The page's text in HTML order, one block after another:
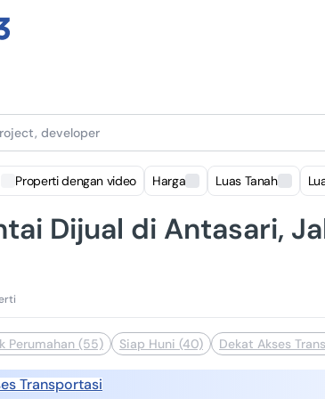
developer
Properti dengan video Harga Luas Tanah
Dijual di Antasari,
Perumahan (55) Siap Huni (40) Dekat Akses
Transportasi